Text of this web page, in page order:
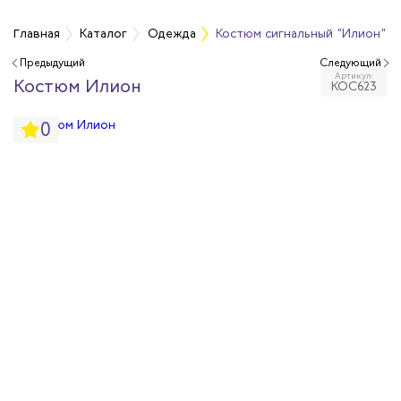
Главная Каталог Одежда Костюм сигнальный "Илион"
Предыдущий
Костюм Илион Артикул:
КОС623
0
Следующий